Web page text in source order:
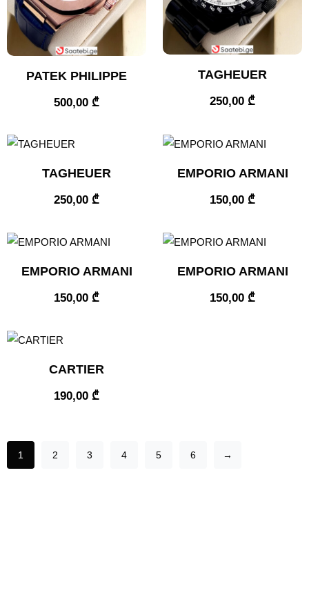
PATEK PHILIPPE
500,00 ₾
TAGHEUER
250,00 ₾
TAGHEUER
250,00 ₾
EMPORIO ARMANI
150,00 ₾
EMPORIO ARMANI
150,00 ₾
EMPORIO ARMANI
150,00 ₾
CARTIER
190,00 ₾
1 2 3 4 5 6 →